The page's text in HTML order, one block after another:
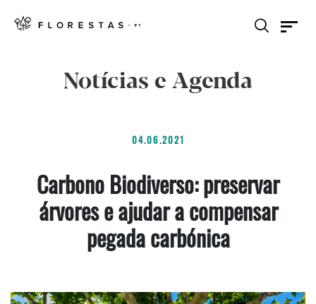
Notícias e Agenda
04.06.2021
Carbono Biodiverso: preservar
árvores e ajudar a compensar
pegada carbónica